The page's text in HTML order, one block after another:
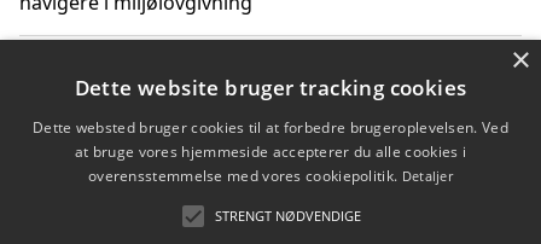
Hvordan spil og underholdning online kan inspirere til
bæredygtige valg
Køb produkter i danske webshops for at spare på
transport og nedbringe CO2-udledning
×
Dette website bruger tracking cookies
Dette websted bruger cookies til at forbedre brugeroplevelsen. Ved
at bruge vores hjemmeside accepterer du alle cookies i
overensstemmelse med vores cookiepolitik. Detaljer
STRENGT NØDVENDIGE